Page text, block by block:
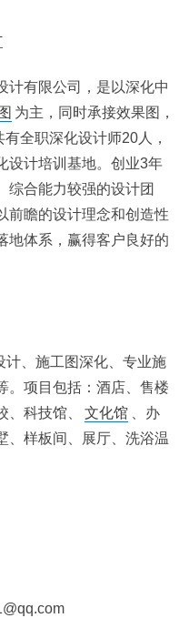
计有限公司，是以深化中
为主，同时承接效果图，
全职深化设计师20人，
设计培训基地。创业3年
综合能力较强的设计团
前瞻的设计理念和创造性
地体系，赢得客户良好的
计、施工图深化、专业施
。项目包括：酒店、售楼
科技馆、
文化馆 、办
、样板间、展厅、洗浴温